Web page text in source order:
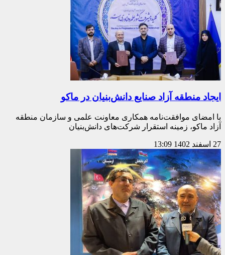
ایجاد منطقه آزاد صنایع دانش‌بنیان در ماکو
با امضای موافقت‌نامه همکاری معاونت علمی و سازمان منطقه
آزاد ماکو، زمینه استقرار شرکت‌های دانش‌بنیان
27 اسفند 1402 13:09